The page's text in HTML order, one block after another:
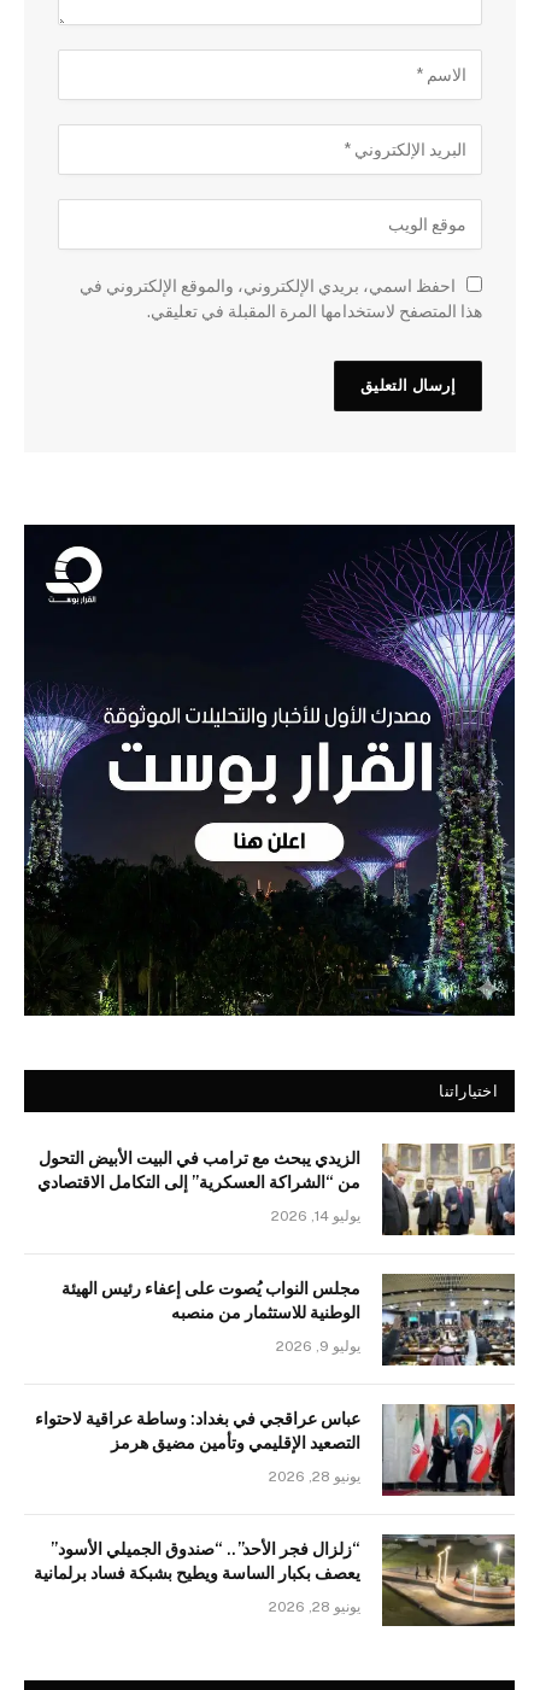
احفظ اسمي، بريدي الإلكتروني، والموقع الإلكتروني في
هذا المتصفح لاستخدامها المرة المقبلة في تعليقي.
اختياراتنا
الزيدي يبحث مع ترامب في البيت الأبيض التحول
من “الشراكة العسكرية” إلى التكامل الاقتصادي
يوليو 14, 2026
مجلس النواب يُصوت على إعفاء رئيس الهيئة
الوطنية للاستثمار من منصبه
يوليو 9, 2026
عباس عراقجي في بغداد: وساطة عراقية لاحتواء
التصعيد الإقليمي وتأمين مضيق هرمز
يونيو 28, 2026
“زلزال فجر الأحد”.. “صندوق الجميلي الأسود”
يعصف بكبار الساسة ويطيح بشبكة فساد برلمانية
يونيو 28, 2026